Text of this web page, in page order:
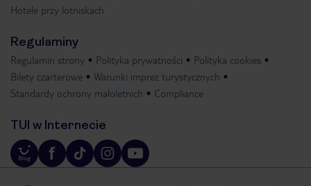
Hotele przy lotniskach
Regulaminy
Regulamin strony Polityka prywatności
Polityka cookies
Bilety czarterowe
Warunki imprez turystycznych
Standardy ochrony małoletnich
Compliance
TUI w Internecie